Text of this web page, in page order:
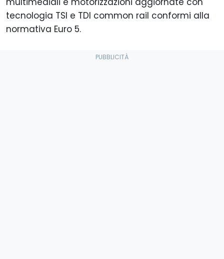
tecnologia TSI e TDI common rail conformi alla
normativa Euro 5.